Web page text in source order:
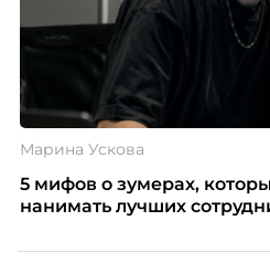
Марина Ускова
5 мифов о зумерах,
нанимать лучших